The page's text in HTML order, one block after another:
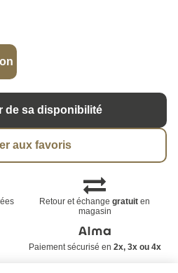
de sa disponibilité
aux favoris
Retour et échangegratuit en
magasin
Paiement sécurisé en 2x, 3x ou 4x